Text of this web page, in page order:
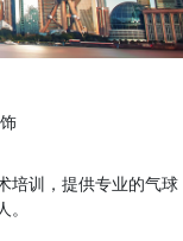
培训，提供专业的气球